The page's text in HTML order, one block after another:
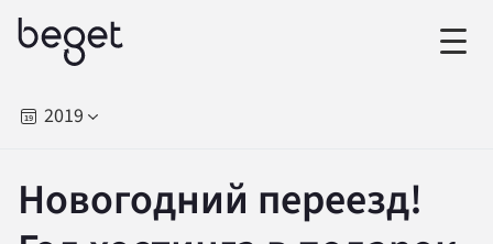
2019
Новогодний переезд!